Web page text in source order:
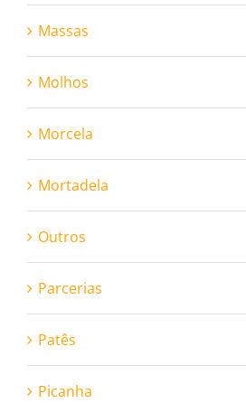
Massas
Molhos
Morcela
Mortadela
Outros
Parcerias
Patês
Picanha